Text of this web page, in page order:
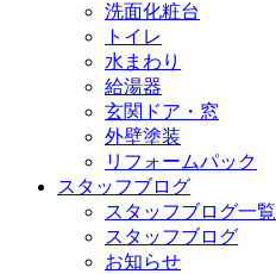
洗面化粧台
トイレ
水まわり
給湯器
玄関ドア・窓
外壁塗装
リフォームパック
スタッフブログ
スタッフブログ一覧
スタッフブログ
お知らせ